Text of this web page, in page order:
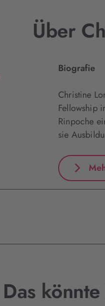
Über
Biografie
Christine
Fellowship
Rinpoche
sie
Das